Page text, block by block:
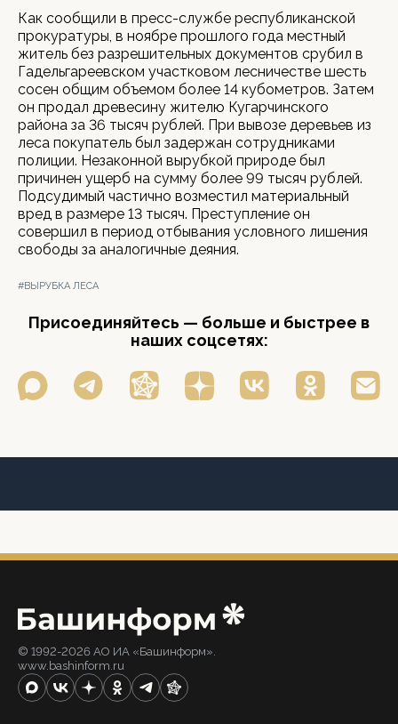
Как сообщили в пресс-службе республиканской
прокуратуры, в ноябре прошлого года местный
житель без разрешительных документов срубил в
Гадельгареевском участковом лесничестве шесть
сосен общим объемом более 14 кубометров. Затем
он продал древесину жителю Кугарчинского
района за 36 тысяч рублей. При вывозе деревьев из
леса покупатель был задержан сотрудниками
полиции. Незаконной вырубкой природе был
причинен ущерб на сумму более 99 тысяч рублей.
Подсудимый частично возместил материальный
вред в размере 13 тысяч. Преступление он
совершил в период отбывания условного лишения
свободы за аналогичные деяния.
#ВЫРУБКА ЛЕСА
Присоединяйтесь — больше и быстрее в
наших соцсетях:
© 1992-2026 АО ИА «Башинформ».
www.bashinform.ru